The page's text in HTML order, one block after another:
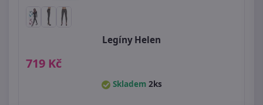
Legíny Helen
719 Kč
Skladem 2ks